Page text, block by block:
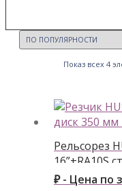
Показ всех 4
Рельсорез
16”+RA10S
₽ - Цена по